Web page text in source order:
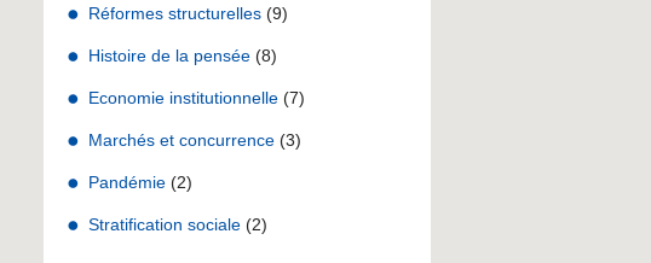
Réformes structurelles (9)
Histoire de la pensée (8)
Economie institutionnelle (7)
Marchés et concurrence (3)
Pandémie (2)
Stratification sociale (2)